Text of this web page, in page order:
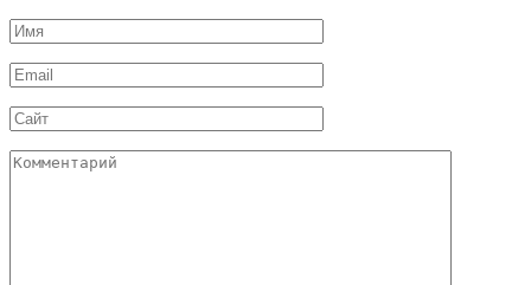
Имя
*
Email
*
Сайт
Комментарий